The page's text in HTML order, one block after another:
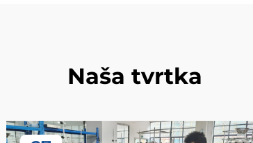
Naša tvrtka